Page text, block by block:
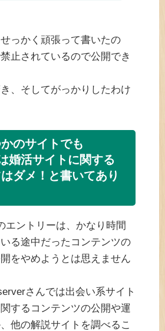
っかく頑張って書いたの
止されているので公開でき
、そしてがっかりしたわけ
のサイトでも
婚活サイトに関する
ダメ！と書いてあり
エントリーは、かなり時間
る途中だったコンテンツの
をやめようとは思えません
さんでは出会い系サイト
するコンテンツの公開や運
他の解説サイトを調べるこ